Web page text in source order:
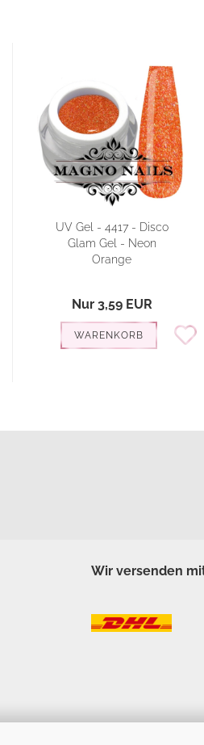
UV Gel - 4417 - Disco
Glam Gel - Neon
Orange
Nur 3,59 EUR
WARENKORB
Wir versenden